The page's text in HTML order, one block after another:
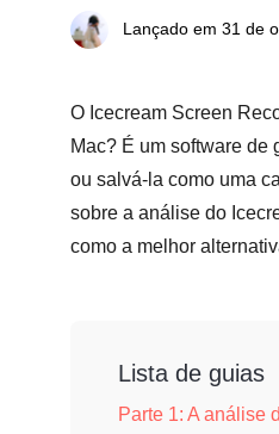
Lançado em 31 de
O Icecream Screen
Mac? É um software de
ou salvá-la como uma
sobre a análise do
como a melhor
Lista de guias
Parte 1: A análise